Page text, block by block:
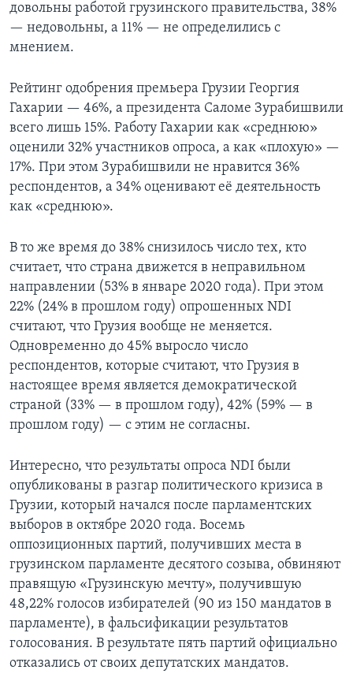
довольны работой грузинского правительства, 38%
— недовольны, а 11% — не определились с
мнением.
Рейтинг одобрения премьера Грузии Георгия
Гахарии — 46%, а президента Саломе Зурабишвили
всего лишь 15%. Работу Гахарии как «среднюю»
оценили 32% участников опроса, а как «плохую» —
17%. При этом Зурабишвили не нравится 36%
респондентов, а 34% оценивают её деятельность
как «среднюю».
В то же время до 38% снизилось число тех, кто
считает, что страна движется в неправильном
направлении (53% в январе 2020 года). При этом
22% (24% в прошлом году) опрошенных NDI
считают, что Грузия вообще не меняется.
Одновременно до 45% выросло число
респондентов, которые считают, что Грузия в
настоящее время является демократической
страной (33% — в прошлом году), 42% (59% — в
прошлом году) — с этим не согласны.
Интересно, что результаты опроса NDI были
опубликованы в разгар политического кризиса в
Грузии, который начался после парламентских
выборов в октябре 2020 года. Восемь
оппозиционных партий, получивших места в
грузинском парламенте десятого созыва, обвиняют
правящую «Грузинскую мечту», получившую
48,22% голосов избирателей (90 из 150 мандатов в
парламенте), в фальсификации результатов
голосования. В результате пять партий официально
отказались от своих депутатских мандатов.